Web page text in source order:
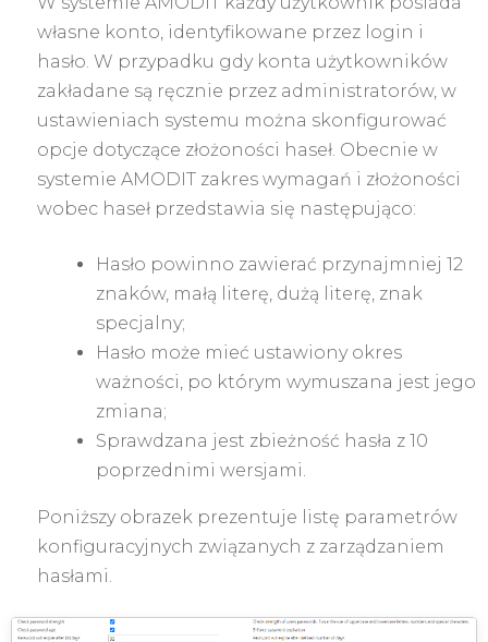
własne konto, identyfikowane przez login i
hasło. W przypadku gdy konta użytkowników
zakładane są ręcznie przez administratorów, w
ustawieniach systemu można skonfigurować
opcje dotyczące złożoności haseł. Obecnie w
systemie AMODIT zakres wymagań i złożoności
wobec haseł przedstawia się następująco:
Hasło powinno zawierać przynajmniej 12
znaków, małą literę, dużą literę, znak
specjalny;
Hasło może mieć ustawiony okres
ważności, po którym wymuszana jest jego
zmiana;
Sprawdzana jest zbieżność hasła z 10
poprzednimi wersjami.
Poniższy obrazek prezentuje listę parametrów
konfiguracyjnych związanych z zarządzaniem
hasłami.